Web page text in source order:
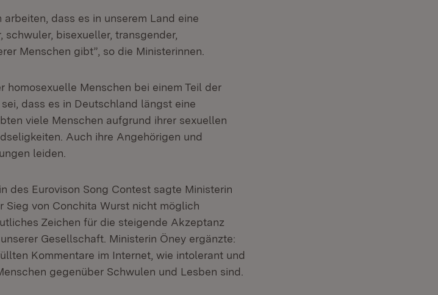
dass es in unserem Land eine
bisexueller, transgender,
Menschen gibt”, so die Ministerinnen.
Menschen bei einem Teil der
dass es in Deutschland längst eine
viele Menschen aufgrund ihrer sexuellen
Auch ihre Angehörigen und
leiden.
des Eurovison Song Contest sagte Ministerin
Sieg von Conchita Wurst nicht möglich
Zeichen für die steigende Akzeptanz
Gesellschaft. Ministerin Öney ergänzte:
Kommentare im Internet, wie intolerant und
gegenüber Schwulen und Lesben sind.